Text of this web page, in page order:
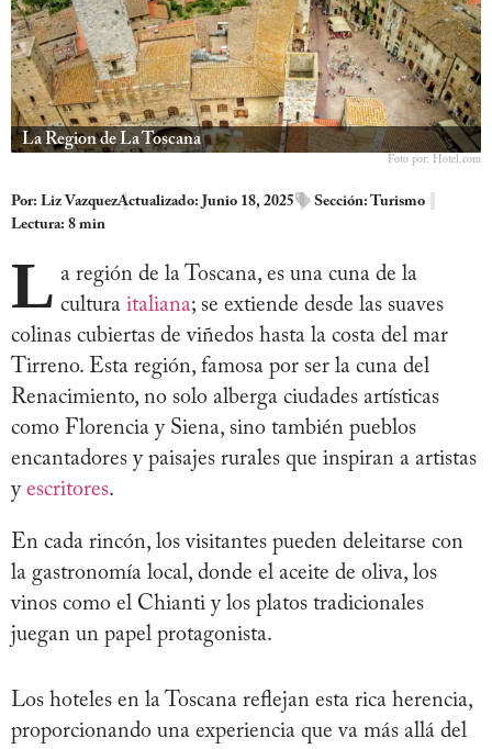
La Region de La Toscana
Foto por: Hotel.com
Por: Liz VazquezActualizado: Junio 18, 2025 Sección: Turismo
Lectura: 8 min
L a región de la Toscana, es una cuna de la
cultura italiana; se extiende desde las suaves
colinas cubiertas de viñedos hasta la costa del mar
Tirreno. Esta región, famosa por ser la cuna del
Renacimiento, no solo alberga ciudades artísticas
como Florencia y Siena, sino también pueblos
encantadores y paisajes rurales que inspiran a artistas
y escritores.
En cada rincón, los visitantes pueden deleitarse con
la gastronomía local, donde el aceite de oliva, los
vinos como el Chianti y los platos tradicionales
juegan un papel protagonista.
Los hoteles en la Toscana reflejan esta rica herencia,
proporcionando una experiencia que va más allá del